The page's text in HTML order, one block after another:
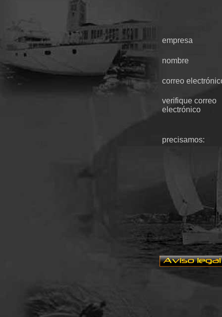
empresa
nombre
correo
verifique correo
electrónico
precisamos: